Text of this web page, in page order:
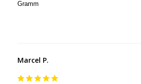
Gramm
Marcel P.